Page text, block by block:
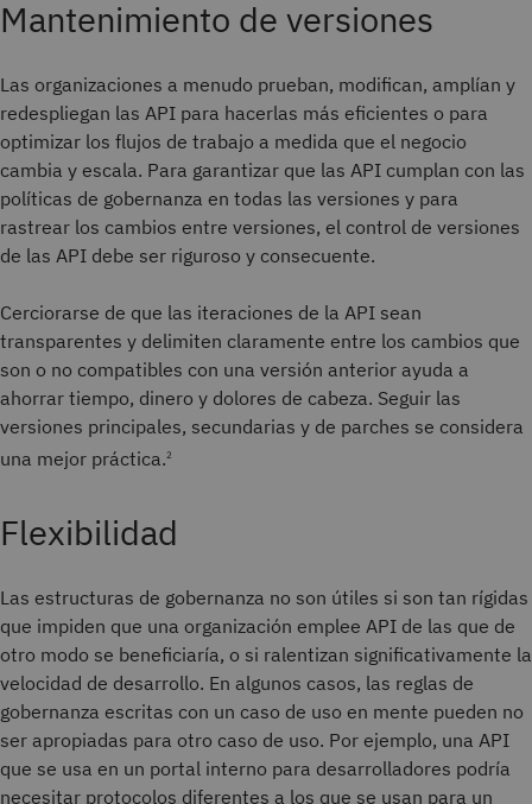
Mantenimiento de versiones
Las organizaciones a menudo prueban, modifican, amplían y
redespliegan las API para hacerlas más eficientes o para
optimizar los flujos de trabajo a medida que el negocio
cambia y escala. Para garantizar que las API cumplan con las
políticas de gobernanza en todas las versiones y para
rastrear los cambios entre versiones, el control de versiones
de las API debe ser riguroso y consecuente.
Cerciorarse de que las iteraciones de la API sean
transparentes y delimiten claramente entre los cambios que
son o no compatibles con una versión anterior ayuda a
ahorrar tiempo, dinero y dolores de cabeza. Seguir las
versiones principales, secundarias y de parches se considera
una mejor práctica.2
Flexibilidad
Las estructuras de gobernanza no son útiles si son tan rígidas
que impiden que una organización emplee API de las que de
otro modo se beneficiaría, o si ralentizan significativamente la
velocidad de desarrollo. En algunos casos, las reglas de
gobernanza escritas con un caso de uso en mente pueden no
ser apropiadas para otro caso de uso. Por ejemplo, una API
que se usa en un portal interno para desarrolladores podría
necesitar protocolos diferentes a los que se usan para un